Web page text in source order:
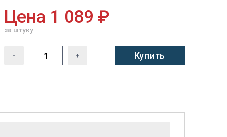
Цена 1 089 ₽
за штуку
- + Купить